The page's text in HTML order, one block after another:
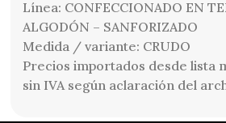
Línea: CONFECCIONADO EN
ALGODÓN – SANFORIZADO
Medida / variante: CRUDO
Precios importados desde lista
sin IVA según aclaración del